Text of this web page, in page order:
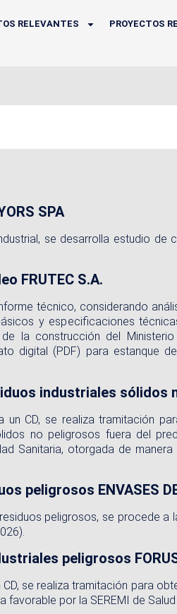
RELEVANTES PROYECTOS
SPA
se desarrolla estudio
FRUTEC S.A.
técnico, considerando
y especificaciones
la construcción del
digital (PDF) para estanque
industriales sólidos
CD, se realiza tramitación
no peligrosos fuera del
Sanitaria, otorgada de
peligrosos ENVASES
peligrosos, se procede
peligrosos
se realiza tramitación para
por la SEREMI de